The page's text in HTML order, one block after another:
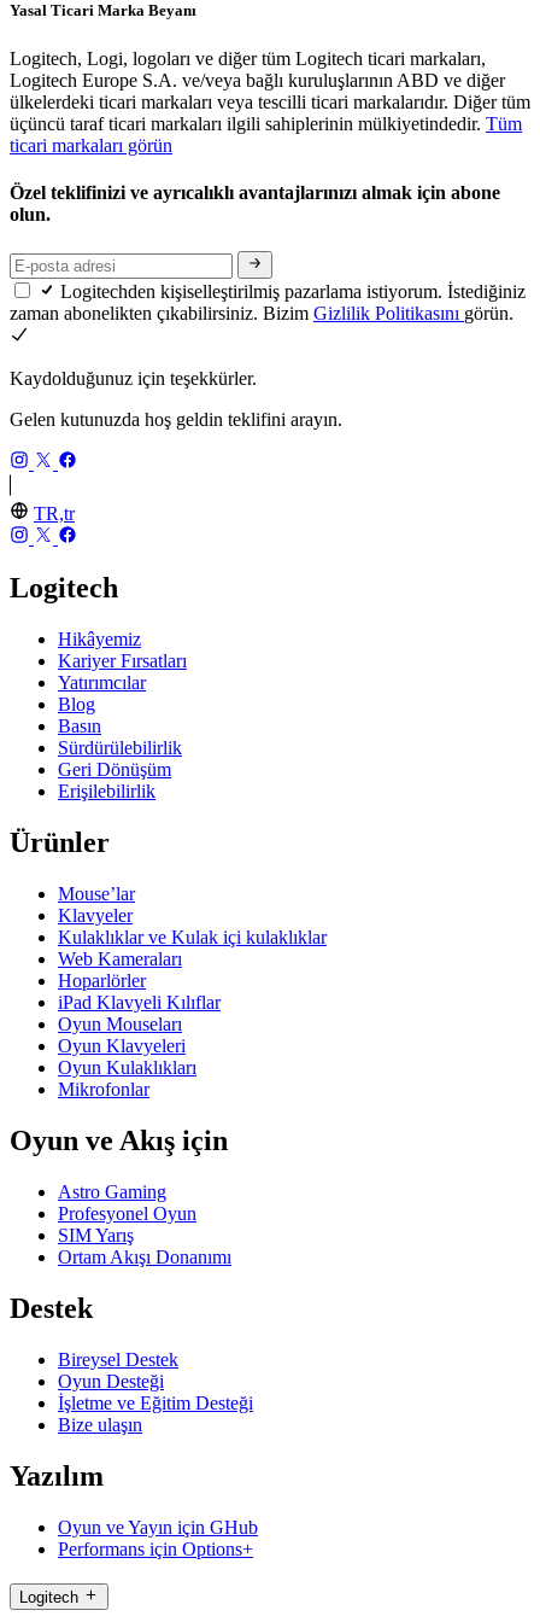
Yasal Ticari Marka Beyanı
Logitech, Logi, logoları ve diğer tüm Logitech ticari markaları,
Logitech Europe S.A. ve/veya bağlı kuruluşlarının ABD ve diğer
ülkelerdeki ticari markaları veya tescilli ticari markalarıdır. Diğer tüm
üçüncü taraf ticari markaları ilgili sahiplerinin mülkiyetindedir. Tüm
ticari markaları görün
Özel teklifinizi ve ayrıcalıklı avantajlarınızı almak için abone
olun.
Logitechden kişiselleştirilmiş pazarlama istiyorum. İstediğiniz
zaman abonelikten çıkabilirsiniz. Bizim Gizlilik Politikasını görün.
Kaydolduğunuz için teşekkürler.
Gelen kutunuzda hoş geldin teklifini arayın.
TR,tr
Logitech
Hikâyemiz
Kariyer Fırsatları
Yatırımcılar
Blog
Basın
Sürdürülebilirlik
Geri Dönüşüm
Erişilebilirlik
Ürünler
Mouse’lar
Klavyeler
Kulaklıklar ve Kulak içi kulaklıklar
Web Kameraları
Hoparlörler
iPad Klavyeli Kılıflar
Oyun Mouseları
Oyun Klavyeleri
Oyun Kulaklıkları
Mikrofonlar
Oyun ve Akış için
Astro Gaming
Profesyonel Oyun
SIM Yarış
Ortam Akışı Donanımı
Destek
Bireysel Destek
Oyun Desteği
İşletme ve Eğitim Desteği
Bize ulaşın
Yazılım
Oyun ve Yayın için GHub
Performans için Options+
Logitech